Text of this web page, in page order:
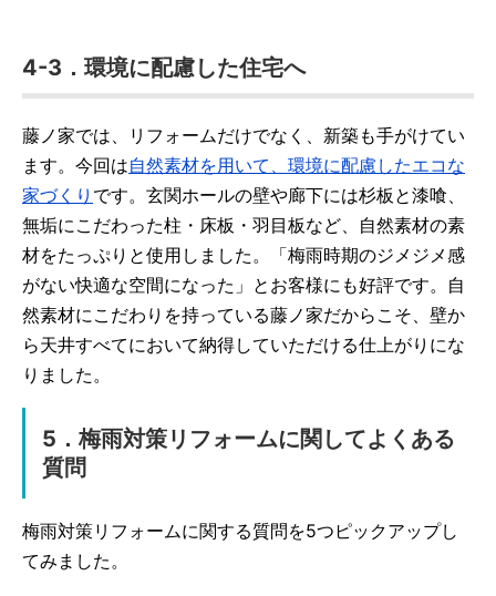
4-3．環境に配慮した住宅へ
藤ノ家では、リフォームだけでなく、新築も手がけてい
ます。今回は自然素材を用いて、環境に配慮したエコな
家づくり です。玄関ホールの壁や廊下には杉板と漆喰、
無垢にこだわった柱・床板・羽目板など、自然素材の素
材をたっぷりと使用しました。「梅雨時期のジメジメ感
がない快適な空間になった」とお客様にも好評です。自
然素材にこだわりを持っている藤ノ家だからこそ、壁か
ら天井すべてにおいて納得していただける仕上がりにな
りました。
5．梅雨対策リフォームに関してよくある
質問
梅雨対策リフォームに関する質問を5つピックアップし
てみました。